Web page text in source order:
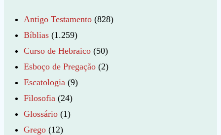
Antigo Testamento (828)
Bíblias (1.259)
Curso de Hebraico (50)
Esboço de Pregação (2)
Escatologia (9)
Filosofia (24)
Glossário (1)
Grego (12)